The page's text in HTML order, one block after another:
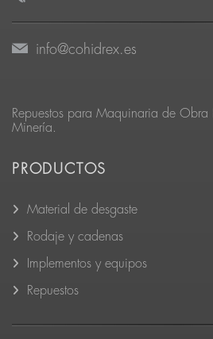
info@cohidrex.es
Repuestos para Maquinaria de
Minería.
PRODUCTOS
Material de desgaste
Rodaje y cadenas
Implementos y equipos
Repuestos